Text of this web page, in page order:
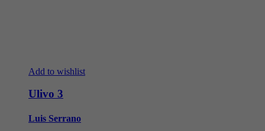
Add to wishlist
Ulivo 3
Luis Serrano